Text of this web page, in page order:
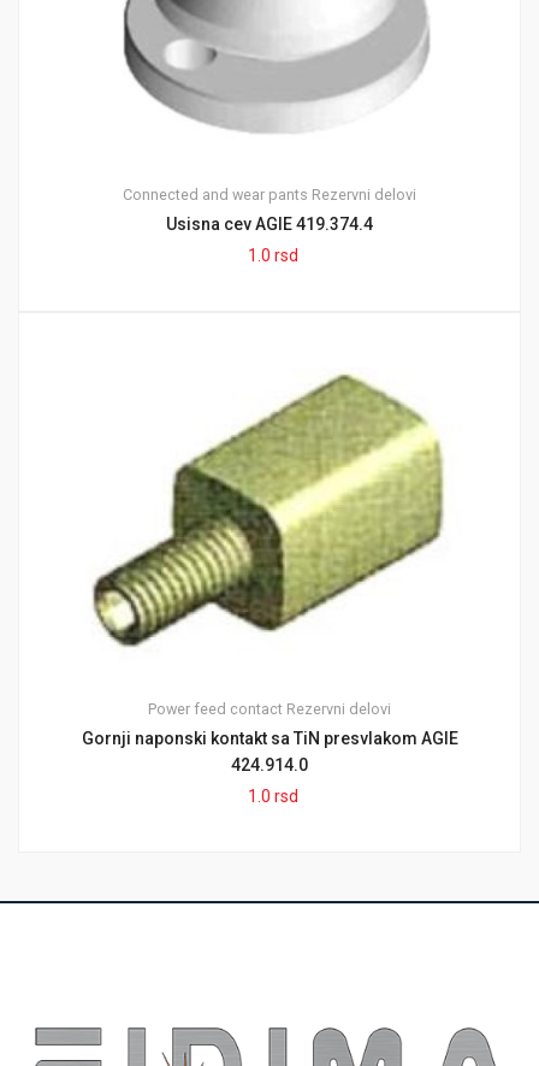
Connected and wear pants Rezervni delovi
Usisna cev AGIE 419.374.4
1.0 rsd
Power feed contact Rezervni delovi
Gornji naponski kontakt sa TiN presvlakom AGIE
424.914.0
1.0 rsd